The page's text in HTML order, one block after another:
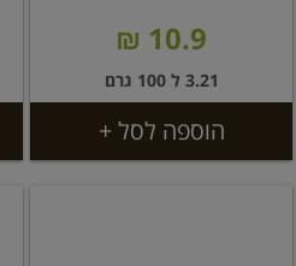
10.9 ₪
3.21 ל 100 גרם
הוספה לסל +